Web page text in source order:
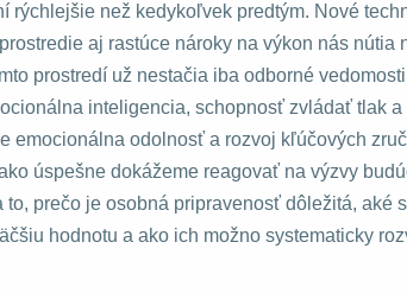
rýchlejšie než kedykoľvek predtým. Nové
aj rastúce nároky na výkon nás nútia
prostredí už nestačia iba odborné
inteligencia, schopnosť zvládať tlak
emocionálna odolnosť a rozvoj kľúčových
úspešne dokážeme reagovať na výzvy
to, prečo je osobná pripravenosť dôležitá, aké
hodnotu a ako ich možno systematicky